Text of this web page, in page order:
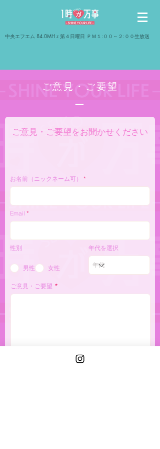
​中央エフエム 84.0MHｚ第４日曜日 ＰＭ１:００～２:００生放送
​ご意見・ご要望
​ー
​ご意見・ご要望をお聞かせください
お名前（ニックネーム可）
Email
性別
男性 女性
年代を選択
ご意見・ご要望